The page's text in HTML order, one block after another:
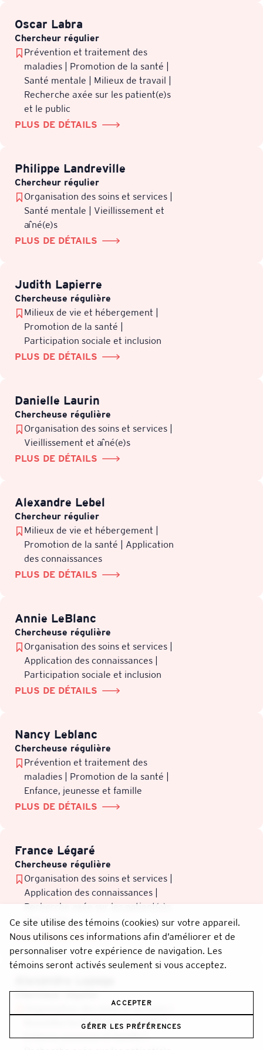
Oscar Labra
Chercheur régulier
Prévention et traitement des
maladies | Promotion de la santé |
Santé mentale | Milieux de travail |
Recherche axée sur les patient(e)s
et le public
PLUS DE DÉTAILS
Philippe Landreville
Chercheur régulier
Organisation des soins et services |
Santé mentale | Vieillissement et
aîné(e)s
PLUS DE DÉTAILS
Judith Lapierre
Chercheuse régulière
Milieux de vie et hébergement |
Promotion de la santé |
Participation sociale et inclusion
PLUS DE DÉTAILS
Danielle Laurin
Chercheuse régulière
Organisation des soins et services |
Vieillissement et aîné(e)s
PLUS DE DÉTAILS
Alexandre Lebel
Chercheur régulier
Milieux de vie et hébergement |
Promotion de la santé | Application
des connaissances
PLUS DE DÉTAILS
Annie LeBlanc
Chercheuse régulière
Organisation des soins et services |
Application des connaissances |
Participation sociale et inclusion
PLUS DE DÉTAILS
Nancy Leblanc
Chercheuse régulière
Prévention et traitement des
maladies | Promotion de la santé |
Enfance, jeunesse et famille
PLUS DE DÉTAILS
France Légaré
Chercheuse régulière
Organisation des soins et services |
Application des connaissances |
Recherche axée sur les patient(e)s
et le public
PLUS DE DÉTAILS
Chercheur régulier
Organisation des soins et services |
Nouvelles technologies en santé |
Enfance, jeunesse et famille |
Ce site utilise des témoins (cookies) sur votre appareil.
Nous utilisons ces informations afin d’améliorer et de
personnaliser votre expérience de navigation. Les
témoins seront activés seulement si vous acceptez.
ACCEPTER
GÉRER LES PRÉFÉRENCES